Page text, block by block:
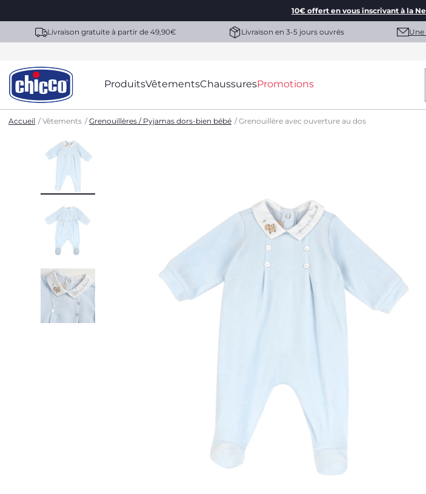
10€ offert en vous inscrivant à la
Livraison gratuite à partir de 49,90€ Livraison en 3-5 jours ouvrés
ProduitsVêtementsChaussuresPromotions
Accueil Vêtements Grenouillères / Pyjamas dors-bien bébé Grenouillère avec ouverture au dos